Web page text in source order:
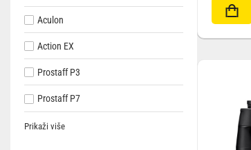
Aculon
Action EX
Prostaff P3
Prostaff P7
Prikaži više